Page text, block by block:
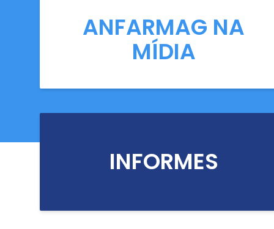
ANFARMAG NA
MÍDIA
INFORMES